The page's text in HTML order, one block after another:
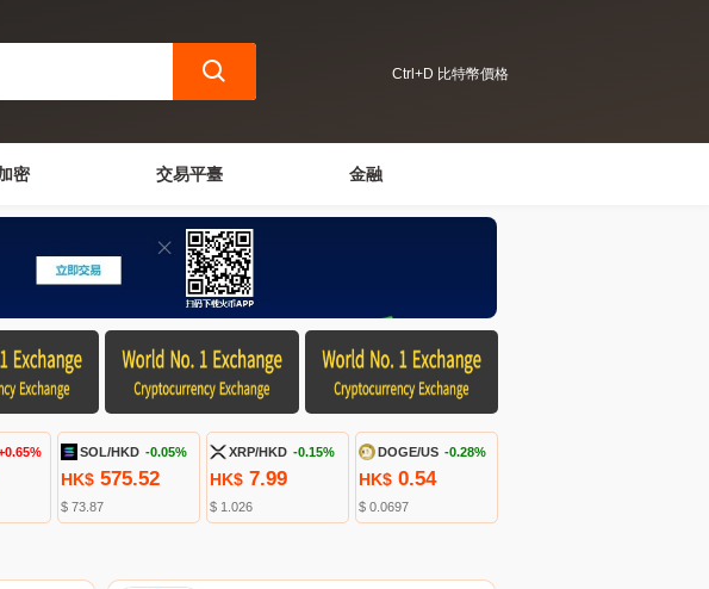
Ctrl+D 比特幣價格
密 交易平臺 金融
SOL/HKD -0.05%
HK$ 575.52
$ 73.87
XRP/HKD -0.15%
HK$ 7.99
$ 1.026
DOGE/US -0.28%
HK$ 0.54
$ 0.0697